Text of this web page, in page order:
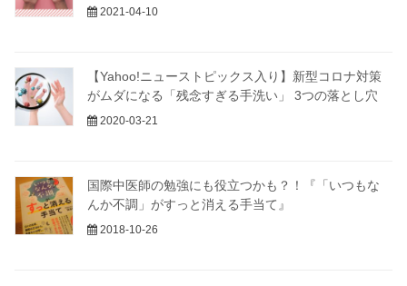
2021-04-10
【Yahoo!ニューストピックス入り】新型コロナ対策
がムダになる「残念すぎる手洗い」 3つの落とし穴
2020-03-21
国際中医師の勉強にも役立つかも？！『「いつもな
んか不調」がすっと消える手当て』
2018-10-26